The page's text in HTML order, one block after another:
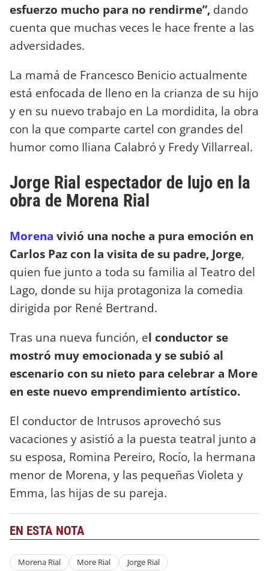
esfuerzo mucho para no rendirme”, dando
cuenta que muchas veces le hace frente a las
adversidades.
La mamá de Francesco Benicio actualmente
está enfocada de lleno en la crianza de su hijo
y en su nuevo trabajo en La mordidita, la obra
con la que comparte cartel con grandes del
humor como Iliana Calabró y Fredy Villarreal.
Jorge Rial espectador de lujo en la
obra de Morena Rial
Morena vivió una noche a pura emoción en
Carlos Paz con la visita de su padre, Jorge,
quien fue junto a toda su familia al Teatro del
Lago, donde su hija protagoniza la comedia
dirigida por René Bertrand.
Tras una nueva función, el conductor se
mostró muy emocionada y se subió al
escenario con su nieto para celebrar a More
en este nuevo emprendimiento artístico.
El conductor de Intrusos aprovechó sus
vacaciones y asistió a la puesta teatral junto a
su esposa, Romina Pereiro, Rocío, la hermana
menor de Morena, y las pequeñas Violeta y
Emma, las hijas de su pareja.
EN ESTA NOTA
Morena Rial More Rial Jorge Rial